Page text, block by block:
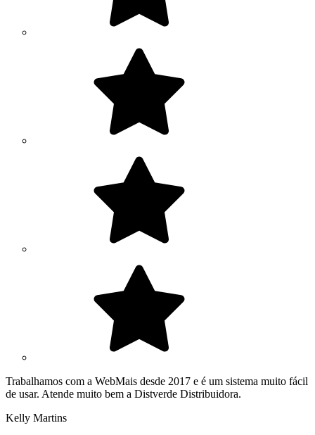
Trabalhamos com a WebMais desde 2017 e é um sistema muito fácil
de usar. Atende muito bem a Distverde Distribuidora.
Kelly Martins